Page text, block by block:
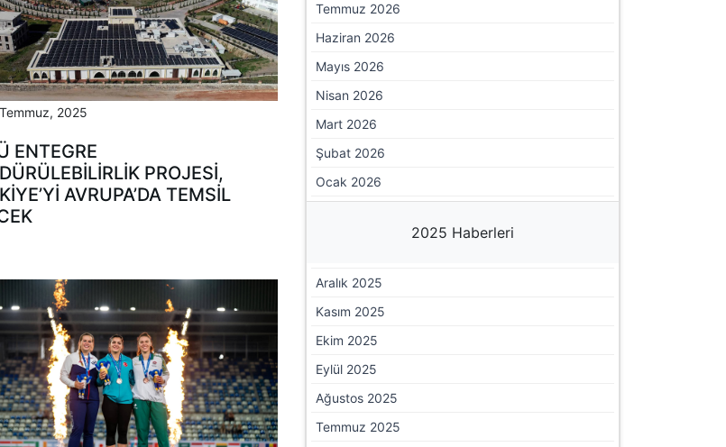
2025
ENTEGRE
PROJESİ,
AVRUPA’DA TEMSİL
Temmuz 2026
Haziran 2026
Mayıs 2026
Nisan 2026
Mart 2026
Şubat 2026
Ocak 2026
2025 Haberleri
Aralık 2025
Kasım 2025
Ekim 2025
Eylül 2025
Ağustos 2025
Temmuz 2025